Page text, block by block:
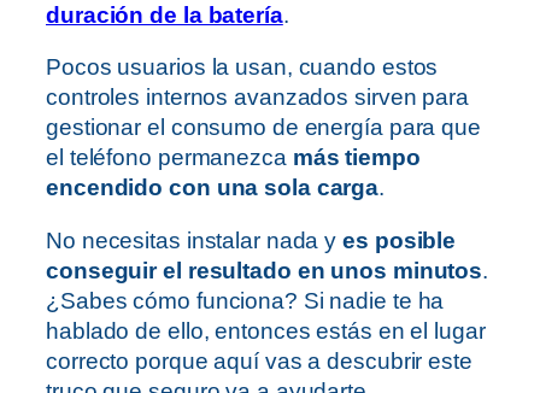
duración de la batería.
Pocos usuarios la usan, cuando estos
controles internos avanzados sirven para
gestionar el consumo de energía para que
el teléfono permanezca más tiempo
encendido con una sola carga.
No necesitas instalar nada y es posible
conseguir el resultado en unos minutos.
¿Sabes cómo funciona? Si nadie te ha
hablado de ello, entonces estás en el lugar
correcto porque aquí vas a descubrir este